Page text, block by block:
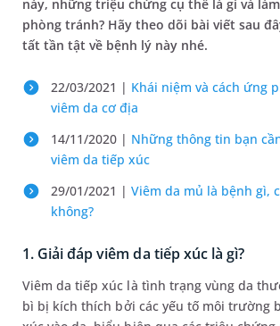
này, những triệu chứng cụ thể là gì và
phòng tránh? Hãy theo dõi bài viết sau
tất tần tật về bệnh lý này nhé.
22/03/2021 | Khái niệm và cách ứng
viêm da cơ địa
14/11/2020 | Những thông tin bạn
viêm da tiếp xúc
29/01/2021 | Viêm da mủ là bệnh gì,
không?
1. Giải đáp viêm da tiếp xúc là gì?
Viêm da tiếp xúc là tình trạng vùng da
bì bị kích thích bởi các yếu tố môi trường